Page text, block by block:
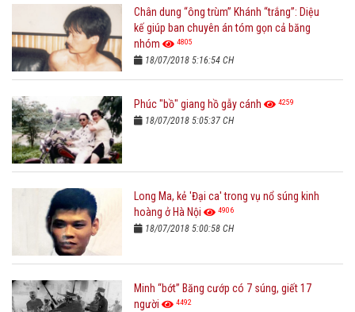
Chân dung “ông trùm” Khánh “trắng”: Diệu
kế giúp ban chuyên án tóm gọn cả băng
nhóm
4805
18/07/2018 5:16:54 CH
Phúc "bồ" giang hồ gẫy cánh 4259
18/07/2018 5:05:37 CH
Long Ma, kẻ 'Đại ca' trong vụ nổ súng kinh
hoàng ở Hà Nội
4906
18/07/2018 5:00:58 CH
Minh “bớt” Băng cướp có 7 súng, giết 17
người
4492